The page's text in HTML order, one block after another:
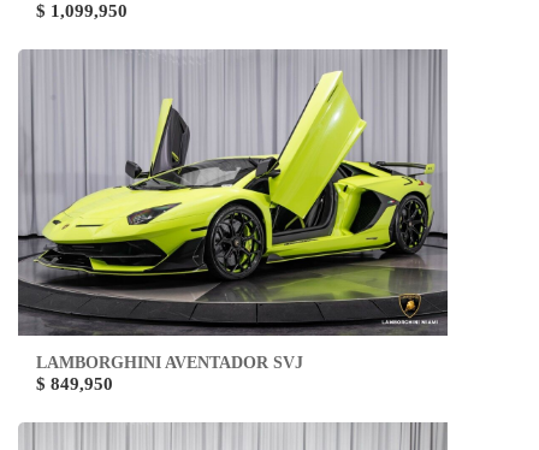
$ 1,099,950
LAMBORGHINI AVENTADOR SVJ
$ 849,950